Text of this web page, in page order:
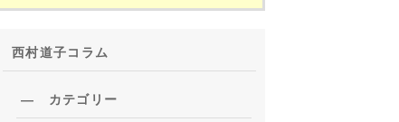
西村道子コラム
― カテゴリー